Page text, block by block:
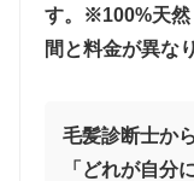
す。※100%天然
間と料金が異な
毛髪診断士か
「どれが自分